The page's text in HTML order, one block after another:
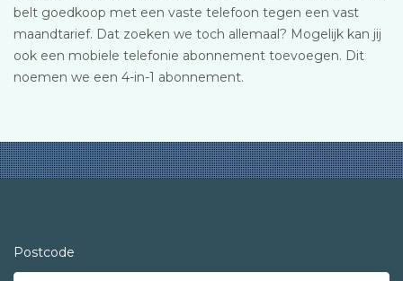
belt goedkoop met een vaste telefoon tegen een vast
maandtarief. Dat zoeken we toch allemaal? Mogelijk kan jij
ook een mobiele telefonie abonnement toevoegen. Dit
noemen we een 4-in-1 abonnement.
Postcode